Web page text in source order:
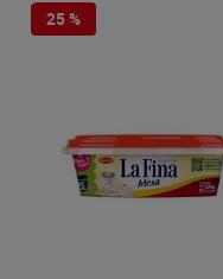
5.
8.
detergente
.
queso
25 %